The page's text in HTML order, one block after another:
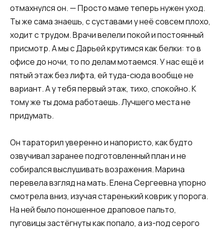
отмахнулся он. — Просто маме теперь нужен уход.
Ты же сама знаешь, с суставами у неё совсем плохо,
ходит с трудом. Врачи велели покой и постоянный
присмотр. А мы с Дарьей крутимся как белки: то в
офисе до ночи, то по делам мотаемся. У нас ещё и
пятый этаж без лифта, ей туда-сюда вообще не
вариант. А у тебя первый этаж, тихо, спокойно. К
тому же ты дома работаешь. Лучшего места не
придумать.
Он тараторил уверенно и напористо, как будто
озвучивал заранее подготовленный план и не
собирался выслушивать возражения. Марина
перевела взгляд на мать. Елена Сергеевна упорно
смотрела вниз, изучая старенький коврик у порога.
На ней было поношенное драповое пальто,
пуговицы застёгнуты как попало, а из-под серого